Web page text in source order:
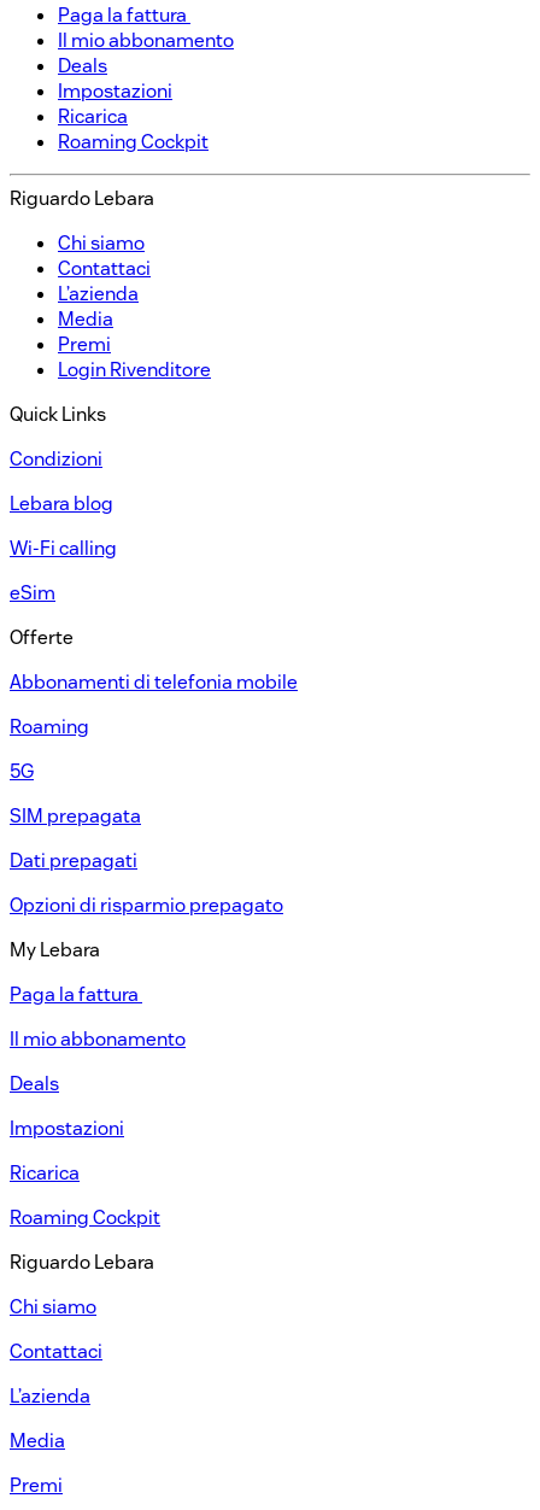
Paga la fattura ​
Il mio abbonamento​
Deals
Impostazioni​
Ricarica​
Roaming Cockpit​
Riguardo Lebara​
Chi siamo​
Contattaci​
L’azienda​
Media​
Premi​
Login Rivenditore​
Quick Links
Condizioni​
Lebara blog
Wi-Fi calling
eSim
Offerte​
Abbonamenti di telefonia mobile​
Roaming
5G
SIM prepagata​
Dati prepagati​
Opzioni di risparmio prepagato​
My Lebara
Paga la fattura ​
Il mio abbonamento​
Deals
Impostazioni​
Ricarica​
Roaming Cockpit​
Riguardo Lebara​
Chi siamo​
Contattaci​
L’azienda​
Media​
Premi​